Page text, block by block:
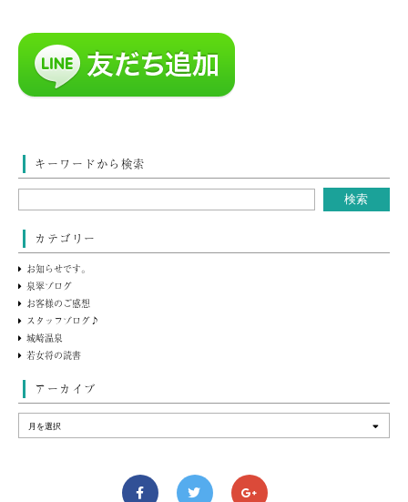
キーワードから検索
カテゴリー
お知らせです。
泉翠ブログ
お客様のご感想
スタッフブログ♪
城崎温泉
若女将の読書
アーカイブ